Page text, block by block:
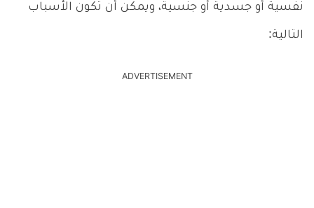
نفسية أو جسدية أو جنسية، ويمكن أن تكون الأسباب
التالية:
ADVERTISEMENT